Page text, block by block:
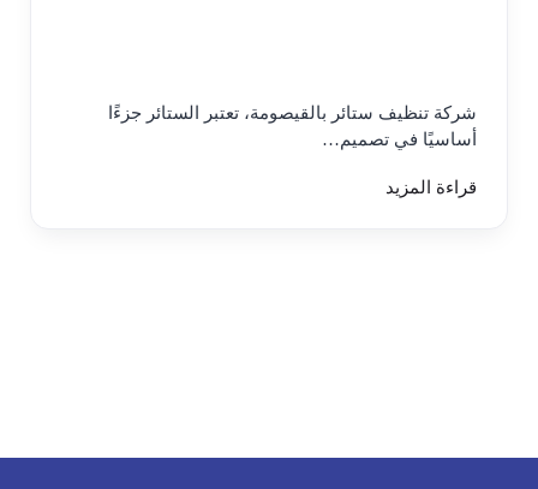
شركة تنظيف ستائر بالقيصومة، تعتبر الستائر جزءًا
أساسيًا في تصميم…
قراءة المزيد